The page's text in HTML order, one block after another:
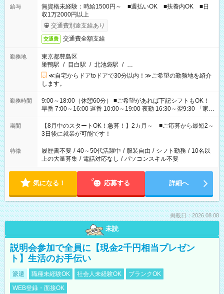
給与
無資格未経験：時給1500円～ ■週払いOK ■扶養内OK ■日
収1万2000円以上
交通費別途支給あり
交通費 交通費全額支給
勤務地
東京都豊島区
巣鴨駅 / 目白駅 / 北池袋駅 / …
≪自宅からドアtoドアで30分以内！≫ご希望の勤務地を紹介
します。
勤務時間
9:00～18:00（休憩60分） ■ご希望があれば下記シフトもOK！
早番 7:00～16:00 遅番 10:00～19:00 夜勤 16:30～翌9:30 「家族
と休みを合わせたい」 「余裕を持って夕飯の準備がしたい」
「できれば残業はしたくない」 など、ご希望を教えてください
ね。 ※Wワーク希望の方へ 今ご覧のお仕事で希望する勤務時間
と、もう1つのお仕事の勤務時間。 合計で週40時間を超える場
合は応募できません。
期間
【8月中のスタートOK！急募！】2カ月～ ■ご応募から最短2～
3日後に就業が可能です！
特徴 履歴書不要 / 40～50代活躍中 / 服装自由 / シフト勤務 / 10名以
上の大量募集 / 電話対応なし / パソコンスキル不要
気になる！ 応募する 詳細へ
掲載日：2026.08.08
未読
説明会参加で全員に【現金2千円相当プレゼン
ト】生活のお手伝い
派遣 職種未経験OK 社会人未経験OK
ブランクOK
WEB登録・面接OK